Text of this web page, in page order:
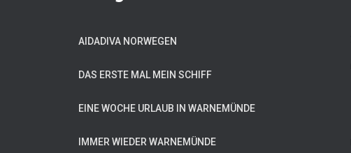
AIDADIVA NORWEGEN
DAS ERSTE MAL MEIN SCHIFF
EINE WOCHE URLAUB IN WARNEMÜNDE
IMMER WIEDER WARNEMÜNDE